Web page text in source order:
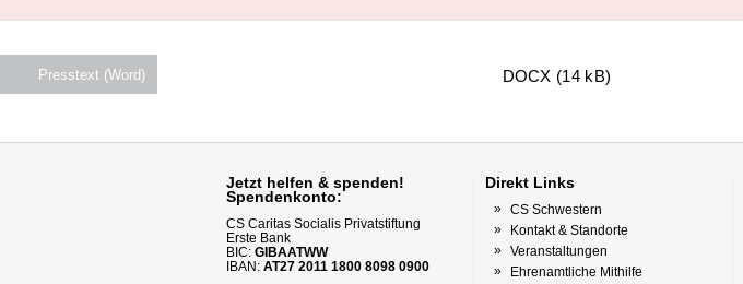
Presstext (Word) DOCX (14 kB)
Jetzt helfen & spenden!
Spendenkonto:
CS Caritas Socialis Privatstiftung
Erste Bank
BIC: GIBAATWW
IBAN: AT27 2011 1800 8098 0900
Direkt Links
CS Schwestern
Kontakt & Standorte
Veranstaltungen
Ehrenamtliche Mithilfe